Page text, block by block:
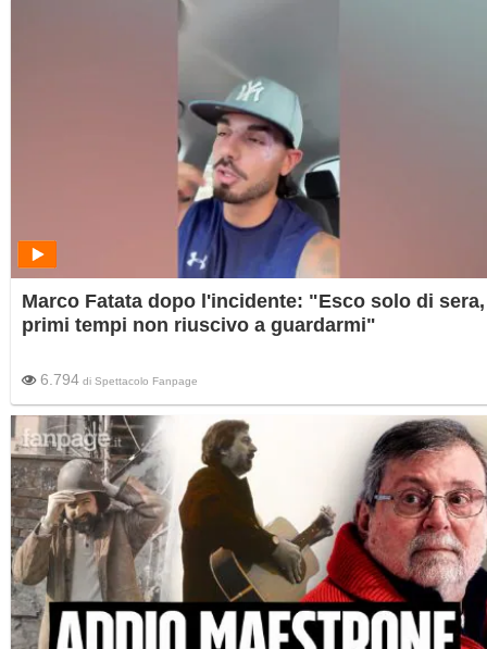
Marco Fatata dopo l'incidente: "Esco solo di
primi tempi non riuscivo a guardarmi"
6.794 di Spettacolo Fanpage